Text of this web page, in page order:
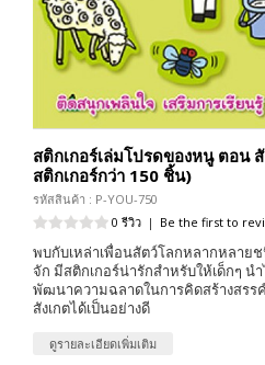
สติกเกอร์เล่มโปรดของหนู ตอน
สติกเกอร์กว่า 150 ชิ้น)
รหัสสินค้า : P-YOU-750
0 รีวิว | Be the first to
พบกับเหล่าเพื่อนสัตว์โลกหลากหลาย
จัก มีสติกเกอร์น่ารักสำหรับให้เด็กๆ
พัฒนาความฉลาดในการคิดสร้างสรร
สังเกตได้เป็นอย่างดี
ดูรายละเอียดเพิ่มเติม